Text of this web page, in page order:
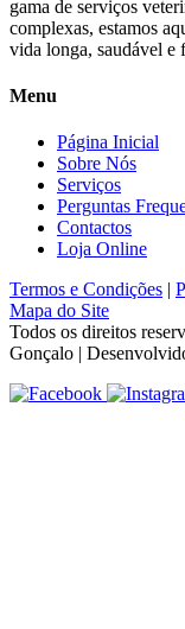
gama de serviços
complexas, estamos
vida longa, saudável e
Menu
Página Inicial
Sobre Nós
Serviços
Perguntas
Contactos
Loja Online
Termos e Condições |
Mapa do Site
Todos os direitos
Gonçalo |